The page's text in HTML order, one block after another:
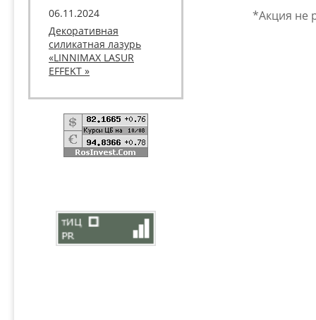
06.11.2024
Декоративная
силикатная лазурь
«LINNIMAX LASUR
EFFEKT »
*Акция не